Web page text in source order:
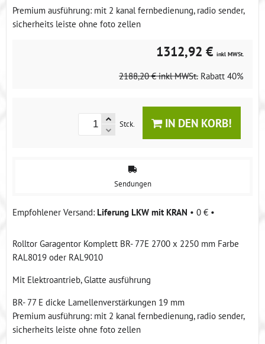
Premium ausführung: mit 2 kanal fernbedienung, radio sender,
sicherheits leiste ohne foto zellen
1312,92 € inkl MWSt.
2188,20 € inkl MWSt. Rabatt 40%
Stck. IN DEN KORB!
Sendungen
Liferung LKW mit KRAN • 0 € •
Rolltor Garagentor Komplett BR- 77E 2700 x 2250 mm Farbe
RAL8019 oder RAL9010
Mit Elektroantrieb, Glatte ausführung
BR- 77 E dicke Lamellenverstärkungen 19 mm
Premium ausführung: mit 2 kanal fernbedienung, radio sender,
sicherheits leiste ohne foto zellen